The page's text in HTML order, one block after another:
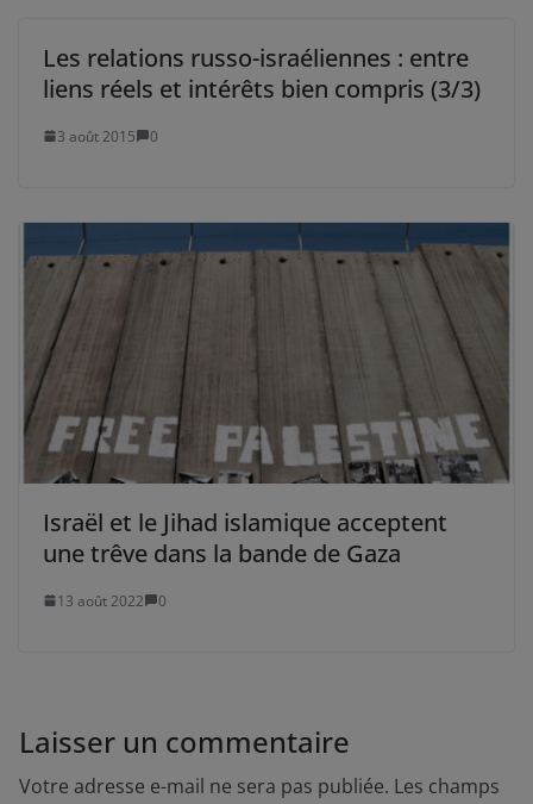
Les relations russo-israéliennes : entre
liens réels et intérêts bien compris (3/3)
3 août 2015 0
Israël et le Jihad islamique acceptent
une trêve dans la bande de Gaza
13 août 2022 0
Laisser un commentaire
Votre adresse e-mail ne sera pas publiée. Les champs